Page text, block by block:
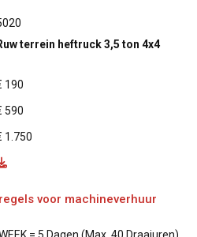
terrein heftruck 3,5 ton 4x4
190
590
1.750
voor machineverhuur